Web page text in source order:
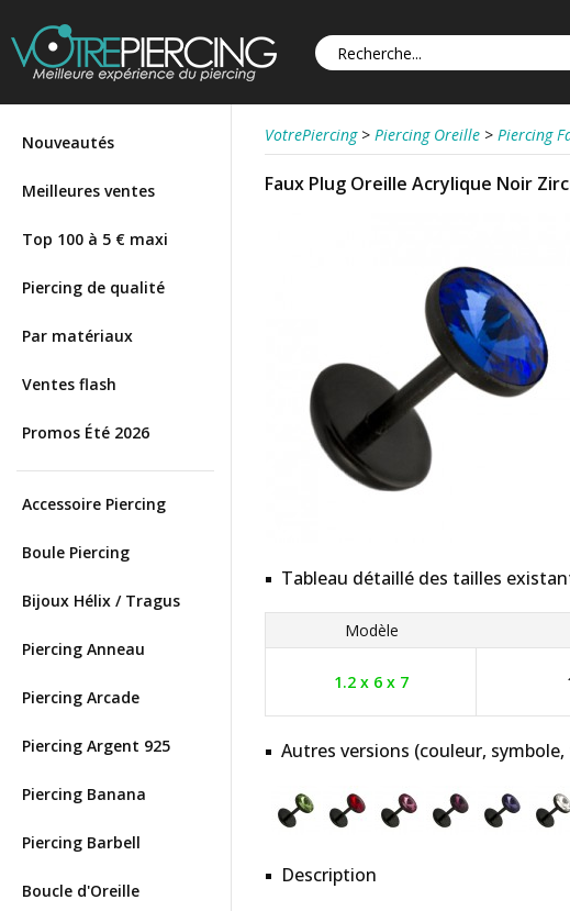
Nouveautés
Meilleures ventes
Top 100 à 5 € maxi
Piercing de qualité
Par matériaux
Ventes flash
Promos Été 2026
Accessoire Piercing
Boule Piercing
Bijoux Hélix / Tragus
Piercing Anneau
Piercing Arcade
Piercing Argent 925
Piercing Banana
Piercing Barbell
Boucle d'Oreille
VotrePiercing > Piercing Oreille > Piercing
Faux Plug Oreille Acrylique Noir
Tableau détaillé des tailles
Modèle
1.2 x 6 x 7
Autres versions (couleur,
Description